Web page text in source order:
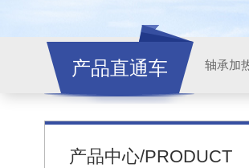
产品直通车 轴承加
产品中心/PRODUCT